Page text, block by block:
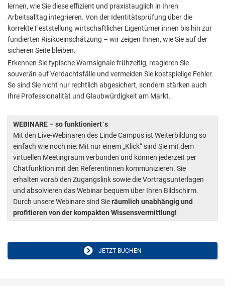
lernen, wie Sie diese effizient und praxistauglich in Ihren
Arbeitsalltag integrieren. Von der Identitätsprüfung über die
korrekte Feststellung wirtschaftlicher Eigentümer:innen bis hin zur
fundierten Risikoeinschätzung – wir zeigen Ihnen, wie Sie auf der
sicheren Seite bleiben.
Erkennen Sie typische Warnsignale frühzeitig, reagieren Sie
souverän auf Verdachtsfälle und vermeiden Sie kostspielige Fehler.
So sind Sie nicht nur rechtlich abgesichert, sondern stärken auch
Ihre Professionalität und Glaubwürdigkeit am Markt.
WEBINARE – so funktioniert`s
Mit den Live-Webinaren des Linde Campus ist Weiterbildung so
einfach wie noch nie: Mit nur einem „Klick“ sind Sie mit dem
virtuellen Meetingraum verbunden und können jederzeit per
Chatfunktion mit den Referentinnen kommunizieren. Sie
erhalten vorab den Zugangslink sowie die Vortragsunterlagen
und absolvieren das Webinar bequem über Ihren Bildschirm.
Durch unsere Webinare sind Sieräumlich unabhängig und
profitieren von der kompakten Wissensvermittlung!
JETZT BUCHEN